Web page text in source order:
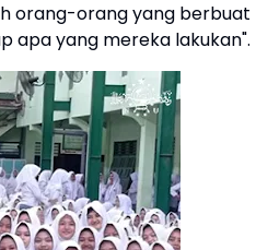
orang-orang yang berbuat
apa yang mereka lakukan".